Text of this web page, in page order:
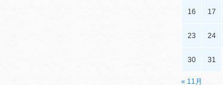
« 11月
16 17
23 24
30 31